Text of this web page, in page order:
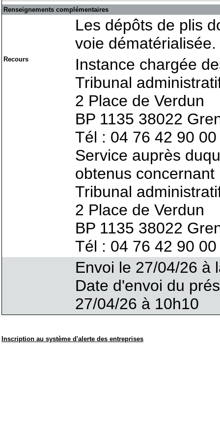
Renseignements complémentaires
Les dépôts de plis
voie dématérialisée.
Recours
Instance chargée
Tribunal
2 Place de Verdun
BP 1135 38022
Tél : 04 76 42 90
Service auprès
obtenus
Tribunal
2 Place de Verdun
BP 1135 38022
Tél : 04 76 42 90
Envoi le 27/04/26 à
Date d'envoi du
27/04/26 à 10h10
Inscription au système d'alerte des entreprises